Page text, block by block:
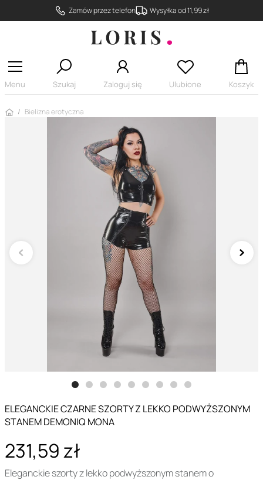
Zamów przez telefon Wysyłka od 11,99 zł
Menu Szukaj Zaloguj się Ulubione Koszyk
Strona główna
Bielizna erotyczna
ELEGANCKIE CZARNE SZORTY Z LEKKO PODWYŻSZONYM
STANEM DEMONIQ MONA
231,59 zł
Eleganckie szorty z lekko podwyższonym stanem o